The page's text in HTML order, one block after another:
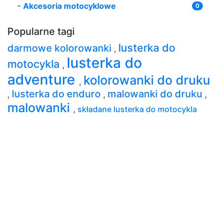
- Akcesoria motocyklowe 0
Popularne tagi
darmowe kolorowanki , lusterka do
motocykla , lusterka do
adventure , kolorowanki do druku
, lusterka do enduro , malowanki do druku ,
malowanki , składane lusterka do motocykla